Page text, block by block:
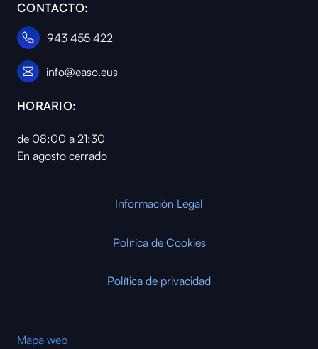
CONTACTO:
943 455 422
info@easo.eus
HORARIO:
de 08:00 a 21:30
En agosto cerrado
Información Legal
Política de Cookies
Política de privacidad
Mapa web